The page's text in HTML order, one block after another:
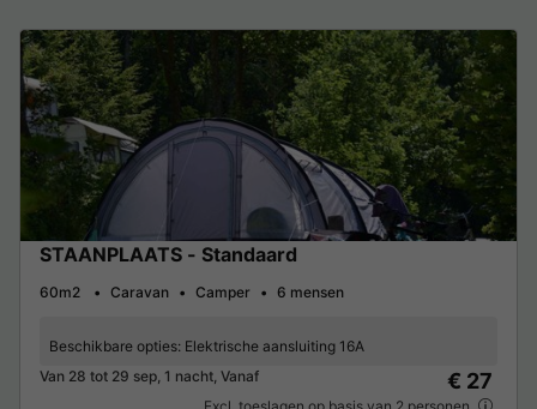
STAANPLAATS - Standaard
60m2 Caravan Camper 6 mensen
Beschikbare opties: Elektrische aansluiting 16A
Van 28 tot 29 sep, 1 nacht, Vanaf
€ 27